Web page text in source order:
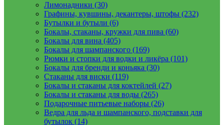
Лимонадники (30)
Графины, кувшины, декантеры, штофы (232)
Бутылки и бутыли (6)
Бокалы, стаканы, кружки для пива (60)
Бокалы для вина (405)
Бокалы для шампанского (169)
Рюмки и стопки для водки и ликёра (101)
Бокалы для бренди и коньяка (30)
Стаканы для виски (119)
Бокалы и стаканы для коктейлей (27)
Бокалы и стаканы для воды (265)
Подарочные питьевые наборы (26)
Ведра для льда и шампанского, подставки для
бутылок (14)